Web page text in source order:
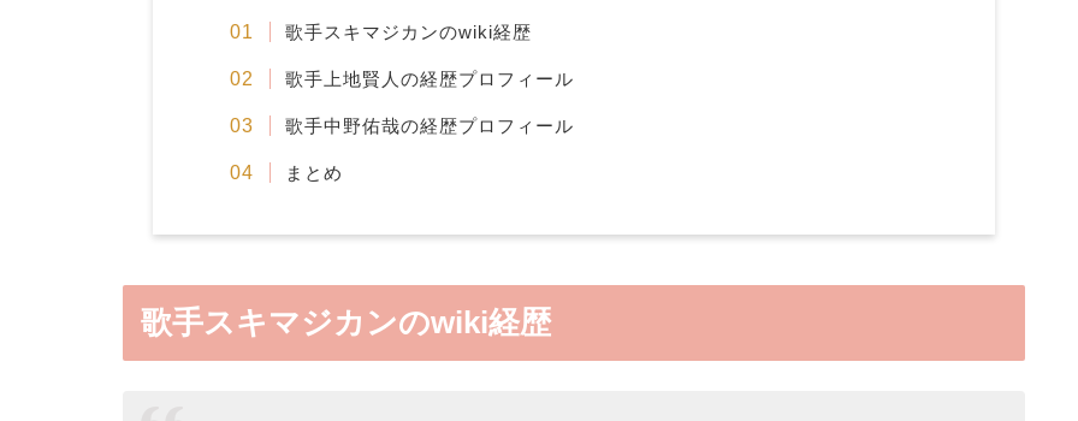
歌手スキマジカンのwiki経歴
歌手上地賢人の経歴プロフィール
歌手中野佑哉の経歴プロフィール
まとめ
歌手スキマジカンのwiki経歴